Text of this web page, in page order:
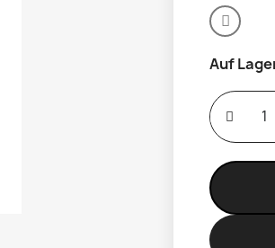
Auf